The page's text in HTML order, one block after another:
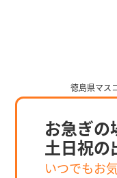
お急ぎの
⼟⽇祝の
いつでもお